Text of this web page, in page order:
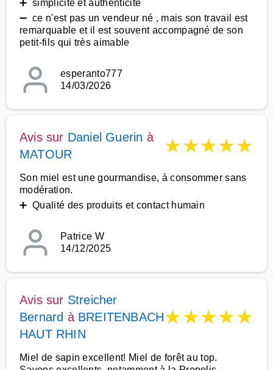
➕ simplicité et authenticité
➖ ce n'est pas un vendeur né , mais son travail est
remarquable et il est souvent accompagné de son
petit-fils qui très aimable
esperanto777
14/03/2026
Avis sur Daniel Guerin à
MATOUR
★★★★★
Son miel est une gourmandise, à consommer sans
modération.
➕ Qualité des produits et contact humain
Patrice W
14/12/2025
Avis sur Streicher
Bernard à BREITENBACH
HAUT RHIN
★★★★★
Miel de sapin excellent! Miel de forêt au top.